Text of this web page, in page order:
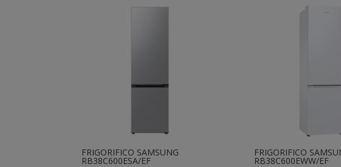
FRIGORIFICO SAMSUNG
RB38C600ESA/EF
FRIGORIFICO
RB38C600EWW/EF